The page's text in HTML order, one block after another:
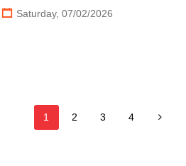
Saturday, 07/02/2026
1 2 3 4